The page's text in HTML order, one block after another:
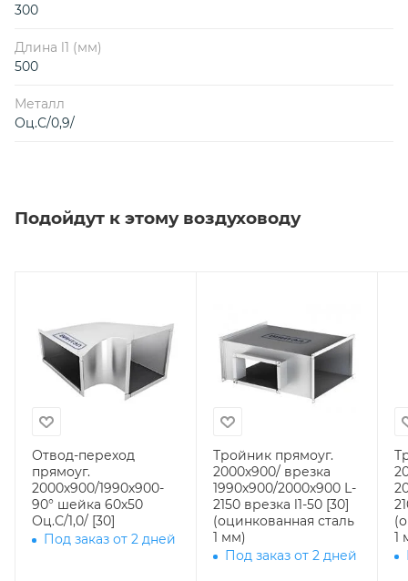
300
Длина l1 (мм)
500
Металл
Оц.С/0,9/
Подойдут к этому воздуховоду
Отвод-переход
прямоуг.
2000х900/1990х900-
90° шейка 60х50
Оц.С/1,0/ [30]
Под заказ от 2 дней
Тройник прямоуг.
2000х900/ врезка
1990х900/2000х900 L-
2150 врезка l1-50 [30]
(оцинкованная сталь
1 мм)
Под заказ от 2 дней
2100
1